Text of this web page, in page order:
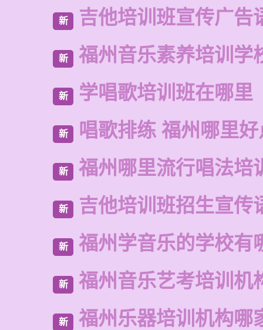
新 吉他培训班宣传广告
新 福州音乐素养培训学
新 学唱歌培训班在哪里
新 唱歌排练 福州哪里好
新 福州哪里流行唱法培
新 吉他培训班招生宣传
新 福州学音乐的学校有
新 福州音乐艺考培训机
新 福州乐器培训机构哪